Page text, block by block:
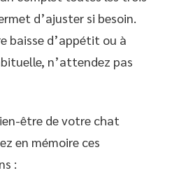
d’ajuster si besoin.
baisse d’appétit ou à
n’attendez pas
être de votre chat
en mémoire ces
: